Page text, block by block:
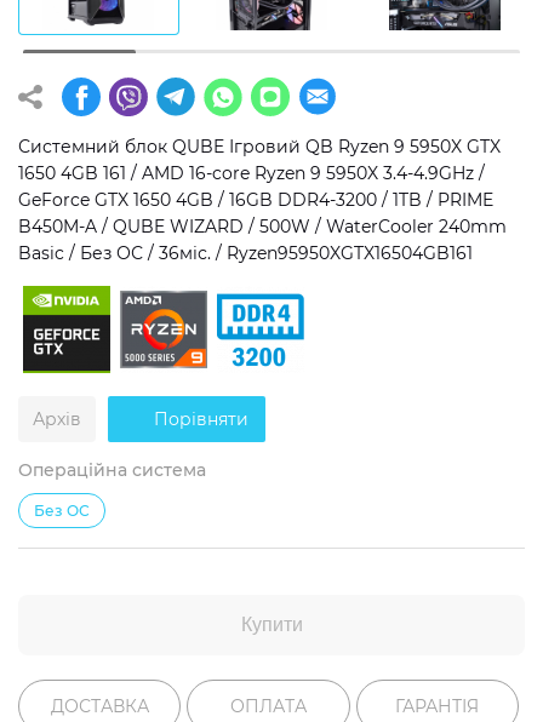
Операційна система
Windows 11 Home
Windows 11 Pro
Без ОС
Тип накопичувача
SSD
HDD
SSD + HDD
Додатково
RGB-підсвічування
Розблокований множник CPU
Надшвидкий M.2 SSD NVME
Системний блок QUBE Ігровий QB Ryzen 9 5950X GTX
1650 4GB 161 / AMD 16-core Ryzen 9 5950X 3.4-4.9GHz /
GeForce GTX 1650 4GB / 16GB DDR4-3200 / 1TB / PRIME
B450M-A / QUBE WIZARD / 500W / WaterCooler 240mm
Basic / Без ОС / 36міс. / Ryzen95950XGTX16504GB161
Архів Порівняти
Операційна система
Без ОС
Купити
ДОСТАВКА ОПЛАТА ГАРАНТІЯ